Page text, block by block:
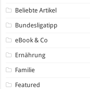
Beliebte Artikel
Bundesligatipp
eBook & Co
Ernährung
Familie
Featured